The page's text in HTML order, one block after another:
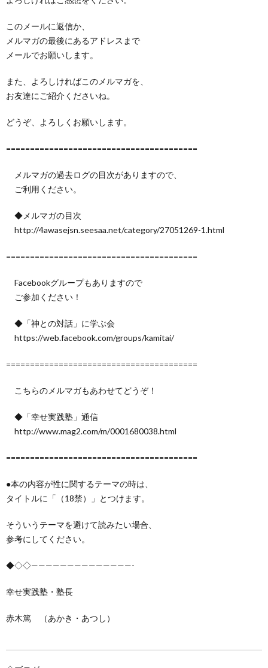
このメールに返信か、
メルマガの最後にあるアドレスまで
メールでお願いします。
また、よろしければこのメルマガを、
お友達にご紹介くださいね。
どうぞ、よろしくお願いします。
========================================
メルマガの過去ログの目次がありますので、
ご利用ください。
◆メルマガの目次
http://4awasejsn.seesaa.net/category/27051269-1.html
========================================
Facebookグループもありますので
ご参加ください！
◆「神との対話」に学ぶ会
https://web.facebook.com/groups/kamitai/
========================================
こちらのメルマガもあわせてどうぞ！
◆「幸せ実践塾」通信
http://www.mag2.com/m/0001680038.html
========================================
●本の内容が性に関するテーマの時は、
タイトルに「（18禁）」とつけます。
そういうテーマを避けて読みたい場合、
参考にしてください。
◆◇◇——————————————-
幸せ実践塾・塾長
赤木篤 （あかき・あつし）